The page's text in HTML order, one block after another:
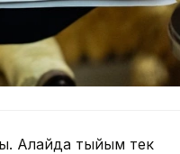
Алайда тыйым тек